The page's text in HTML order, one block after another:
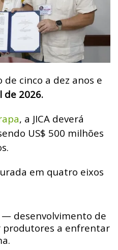
cinco a dez anos e
de 2026.
, a JICA deverá
US$ 500 milhões
em quatro eixos
— desenvolvimento de
produtores a enfrentar